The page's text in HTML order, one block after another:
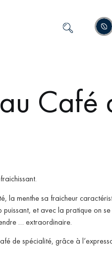
Café
la menthe sa fraicheur
et avec la pratique on
… extraordinaire.
de spécialité, grâce à